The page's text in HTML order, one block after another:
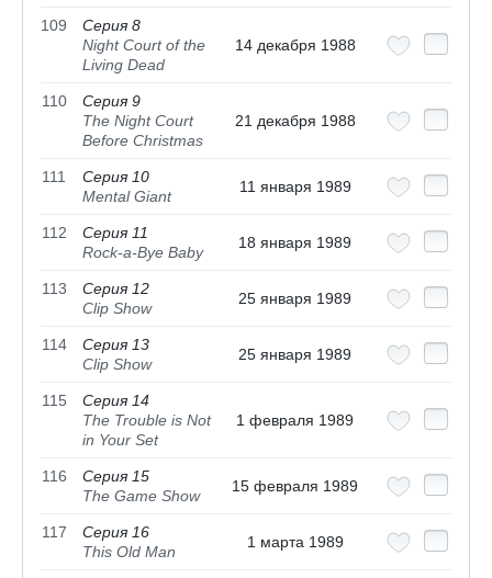
109
Серия 8
Night Court of the
Living Dead
14 декабря 1988
110
Серия 9
The Night Court
Before Christmas
21 декабря 1988
111
Серия 10
Mental Giant
11 января 1989
112
Серия 11
Rock-a-Bye Baby
18 января 1989
113
Серия 12
Clip Show
25 января 1989
114
Серия 13
Clip Show
25 января 1989
115
Серия 14
The Trouble is Not
in Your Set
1 февраля 1989
116
Серия 15
The Game Show
15 февраля 1989
117
Серия 16
This Old Man
1 марта 1989